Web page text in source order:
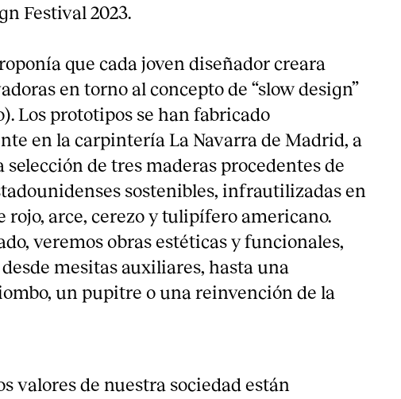
Festival 2023.
que cada joven diseñador creara
en torno al concepto de “slow design”
Los prototipos se han fabricado
en la carpintería La Navarra de Madrid, a
de tres maderas procedentes de
sostenibles, infrautilizadas en
rojo, arce, cerezo y tulipífero americano.
veremos obras estéticas y funcionales,
mesitas auxiliares, hasta una
un pupitre o una reinvención de la
valores de nuestra sociedad están